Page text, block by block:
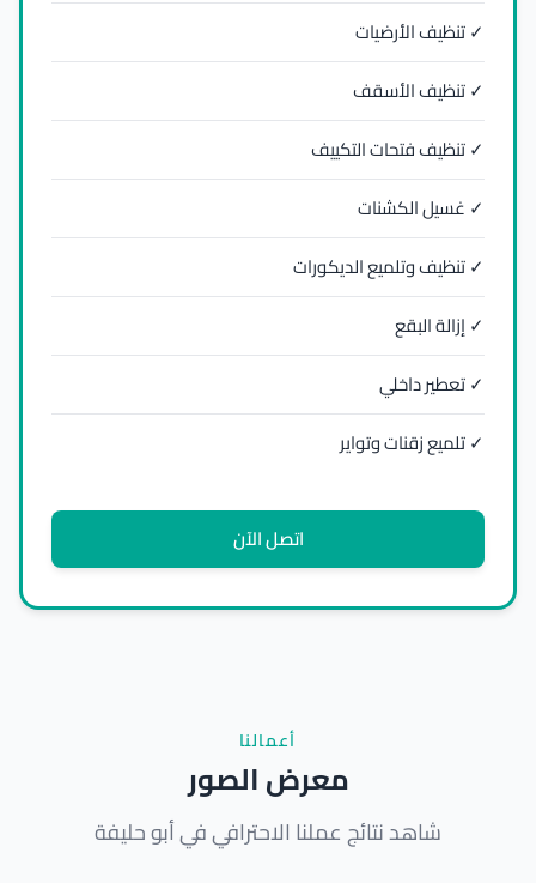
✓ تنظيف الأرضيات
✓ تنظيف الأسقف
✓ تنظيف فتحات التكييف
✓ غسيل الكشنات
✓ تنظيف وتلميع الديكورات
✓ إزالة البقع
✓ تعطير داخلي
✓ تلميع زقنات وتواير
اتصل الآن
أعمالنا
معرض الصور
شاهد نتائج عملنا الاحترافي في أبو حليفة